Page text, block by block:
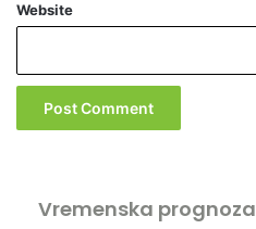
Website
Vremenska prognoza